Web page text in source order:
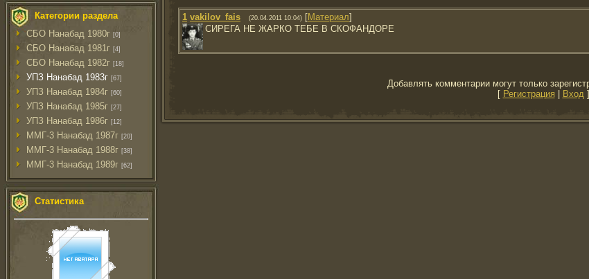
Категории раздела
СБО Нанабад 1980г [0]
СБО Нанабад 1981г [4]
СБО Нанабад 1982г [18]
УПЗ Нанабад 1983г [67]
УПЗ Нанабад 1984г [60]
УПЗ Нанабад 1985г [27]
УПЗ Нанабад 1986г [12]
ММГ-3 Нанабад 1987г [20]
ММГ-3 Нанабад 1988г [38]
ММГ-3 Нанабад 1989г [62]
Статистика
1 vakilov_fais (20.04.2011 10:04) [Материал]
СИРЕГА НЕ ЖАРКО ТЕБЕ В СКОФАНДОРЕ
Добавлять комментарии могут только
[ Регистрация | Вход ]